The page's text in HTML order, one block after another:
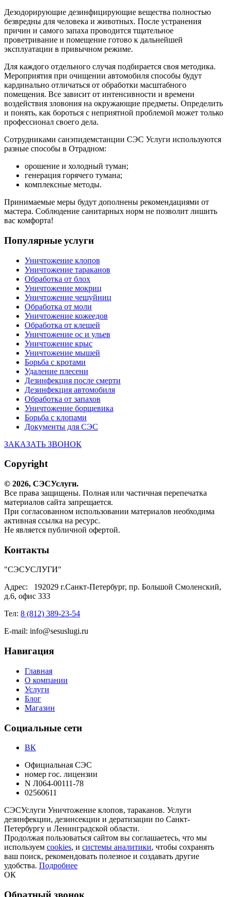
Дезодорирующие дезинфицирующие вещества полностью
безвредны для человека и животных. После устранения
причин и самого запаха проводится тщательное
проветривание и помещение готово к дальнейшей
эксплуатации в привычном режиме.
Для каждого отдельного случая подбирается своя методика.
Мероприятия при очищении автомобиля способы будут
кардинально отличаться от обработки масштабного
помещения. Все зависит от интенсивности и времени
воздействия зловония на окружающие предметы. Определить
и понять, как бороться с неприятной проблемой может только
профессионал своего дела.
Сотрудниками санэпидемстанции СЭС Услуги используются
разные способы в Отрадном:
орошение и холодный туман;
генерация горячего тумана;
комплексные методы.
Принимаемые меры будут дополнены рекомендациями от
мастера. Соблюдение санитарных норм не позволит лишить
вас комфорта!
Популярные услуги
Уничтожение клопов
Уничтожение тараканов
Обработка от блох
Уничтожение мокриц
Уничтожение чешуйниц
Обработка от моли
Уничтожение кожеедов
Обработка от клешей
Уничтожение ос и ульев
Уничтожение крыс
Уничтожение мышей
Борьба с кротами
Удаление плесени
Дезинфекция после смерти
Дезинфекция автомобиля
Обработка от запахов
Уничтожение борщевика
Борьба с клопами
Документы для СЭС
ЗАКАЗАТЬ ЗВОНОК
Copyright
© 2026, СЭСУслуги.
Все права защищены. Полная или частичная перепечатка
материалов сайта запрещается.
При согласованном использовании материалов необходима
активная ссылка на ресурс.
Не является публичной офертой.
Контакты
"СЭСУСЛУГИ"
Адрес:
192029 г.Санкт-Петербург, пр. Большой Смоленский,
д.6, офис 333
Тел: 8 (812) 389-23-54
E-mail: info@sesuslugi.ru
Навигация
Главная
О компании
Услуги
Блог
Магазин
Социальные сети
ВК
Официальная СЭС
номер гос. лицензии
N Л064-00111-78
02560611
СЭСУслуги Уничтожение клопов, тараканов. Услуги
дезинфекции, дезинсекции и дератизации по Санкт-
Петербургу и Ленинградской области.
Продолжая пользоваться сайтом вы соглашаетесь, что мы
используем cookies, и системы аналитики, чтобы сохранять
ваш поиск, рекомендовать полезное и создавать другие
удобства. Подробнее
ОК
Обратный звонок